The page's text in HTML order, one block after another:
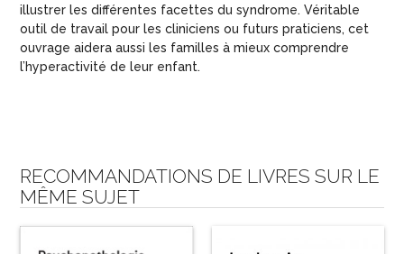
illustrer les différentes facettes du syndrome. Véritable
outil de travail pour les cliniciens ou futurs praticiens, cet
ouvrage aidera aussi les familles à mieux comprendre
l’hyperactivité de leur enfant.
RECOMMANDATIONS DE LIVRES SUR LE
MÊME SUJET